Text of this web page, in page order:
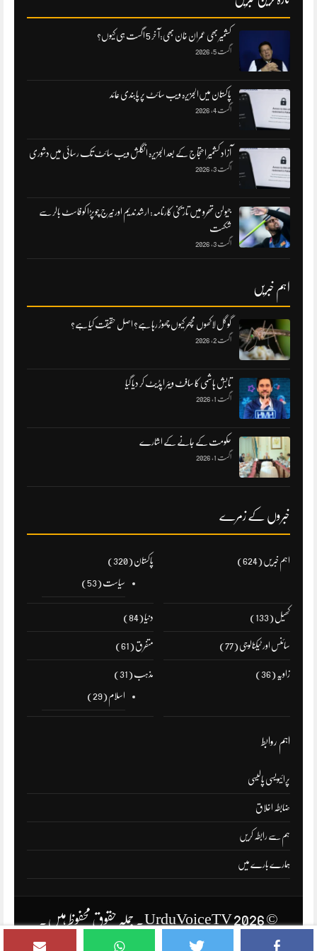
کشمیر بھی عمران خان بھی:آ خر 5 اگست ہی کیوں؟
اگست 5, 2026
پاکستان میں‌الجزیرہ ویب سائٹ پر پابندی عائد
اگست 4, 2026
آزاد کشمیر احتجاج کے بعد الجزیرہ انگلش ویب سائٹ تک رسائی میں‌دشوری
اگست 3, 2026
جیولن تھرو میں تاریخی کارنامہ: ارشد ندیم اور نیرج چوپڑا کو فاسٹ بالر سے
شکست
اگست 3, 2026
اہم خبریں
گوگل لاکھوں مچھر کیوں چھوڑ رہا ہے؟ اصل حقیقت کیا ہے؟
اگست 2, 2026
تابش ہاشمی کا سافٹ ویئر اپڈیٹ کر دیا گیا
اگست 1, 2026
حکومت کے جانے کے اشارے
اگست 1, 2026
خبروں کے زمرے
اہم خبریں(624) پاکستان(320)
سیاست(53)
کھیل(133) دنیا(84)
سائنس اور ٹیکنالوجی(77) متفرق(61)
زاویہ (36) مذہب(31)
اسلام (29)
اہم روابط
پرائیویسی پالیسی
ضابطہ اخلاق
ہم سے رابطہ کریں
ہمارے بارے میں
© 2026 UrduVoiceTV۔ جملہ حقوق محفوظ ہیں۔